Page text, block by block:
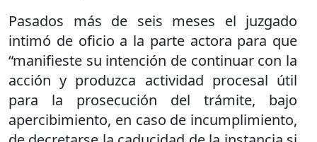
Pasados más de seis meses el juzgado
intimó de oficio a la parte actora para que
“manifieste su intención de continuar con la
acción y produzca actividad procesal útil
para la prosecución del trámite, bajo
apercibimiento, en caso de incumplimiento,